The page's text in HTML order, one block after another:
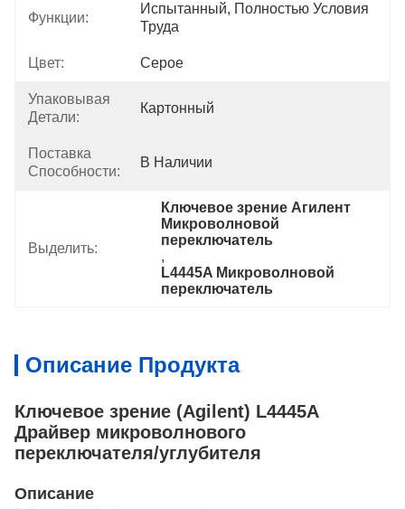
Функции:
Испытанный, Полностью Условия
Труда
Цвет: Серое
Упаковывая
Детали:
Картонный
Поставка
Способности:
В Наличии
Выделить:
Ключевое зрение Агилент
Микроволновой
переключатель
,
L4445A Микроволновой
переключатель
Описание Продукта
Ключевое зрение (Agilent) L4445A
Драйвер микроволнового
переключателя/углубителя
Описание